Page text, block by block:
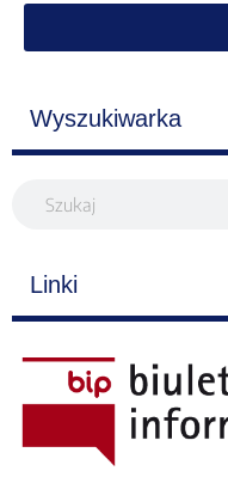
Wyszukiwarka
Linki